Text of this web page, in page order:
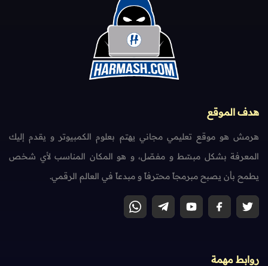
هدف الموقع
هرمش هو موقع تعليمي مجاني يهتم بعلوم الكمبيوتر و يقدم إليك
المعرفة بشكل مبسّط و مفصّل، و هو المكان المناسب لأي شخص
يطمح بأن يصبح مبرمجاً محترفاً و مبدعاً في العالم الرقمي.
روابط مهمة